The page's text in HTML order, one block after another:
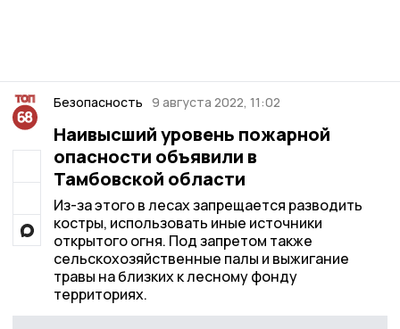
Безопасность 9 августа 2022, 11:02
Наивысший уровень пожарной
опасности объявили в
Тамбовской области
Из-за этого в лесах запрещается разводить
костры, использовать иные источники
открытого огня. Под запретом также
сельскохозяйственные палы и выжигание
травы на близких к лесному фонду
территориях.